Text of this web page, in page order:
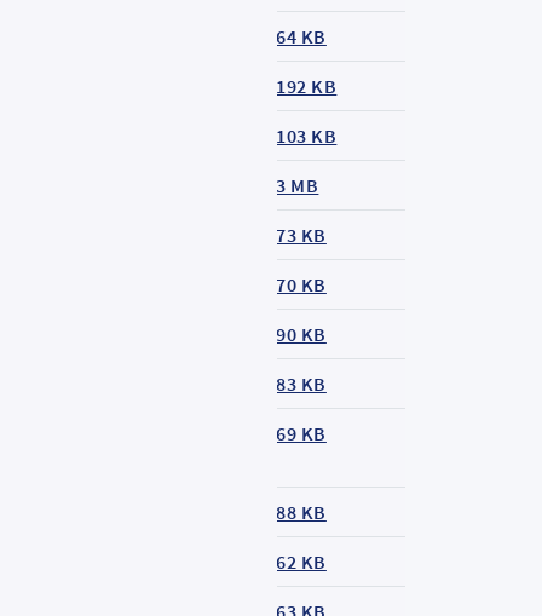
64 KB
192 KB
103 KB
3 MB
73 KB
70 KB
90 KB
83 KB
69 KB
88 KB
62 KB
63 KB